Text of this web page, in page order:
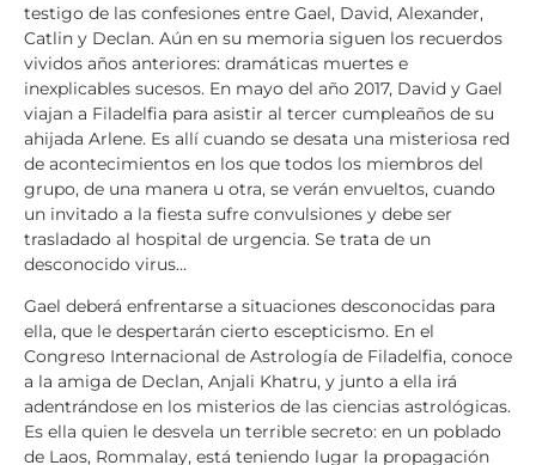
testigo de las confesiones entre Gael, David, Alexander,
Catlin y Declan. Aún en su memoria siguen los recuerdos
vividos años anteriores: dramáticas muertes e
inexplicables sucesos. En mayo del año 2017, David y Gael
viajan a Filadelfia para asistir al tercer cumpleaños de su
ahijada Arlene. Es allí cuando se desata una misteriosa red
de acontecimientos en los que todos los miembros del
grupo, de una manera u otra, se verán envueltos, cuando
un invitado a la fiesta sufre convulsiones y debe ser
trasladado al hospital de urgencia. Se trata de un
desconocido virus…
Gael deberá enfrentarse a situaciones desconocidas para
ella, que le despertarán cierto escepticismo. En el
Congreso Internacional de Astrología de Filadelfia, conoce
a la amiga de Declan, Anjali Khatru, y junto a ella irá
adentrándose en los misterios de las ciencias astrológicas.
Es ella quien le desvela un terrible secreto: en un poblado
de Laos, Rommalay, está teniendo lugar la propagación